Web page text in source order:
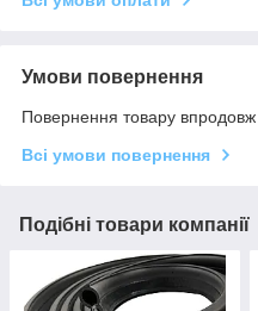
Умови повернення
Повернення товару впродовж
Всі умови повернення
Подібні товари компанії